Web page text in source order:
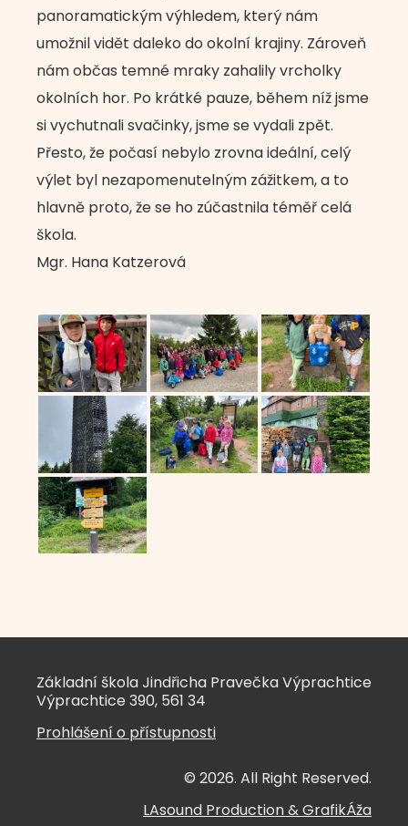
panoramatickým výhledem, který nám
umožnil vidět daleko do okolní krajiny. Zároveň
nám občas temné mraky zahalily vrcholky
okolních hor. Po krátké pauze, během níž jsme
si vychutnali svačinky, jsme se vydali zpět.
Přesto, že počasí nebylo zrovna ideální, celý
výlet byl nezapomenutelným zážitkem, a to
hlavně proto, že se ho zúčastnila téměř celá
škola.
Mgr. Hana Katzerová
Základní škola Jindřicha Pravečka Výprachtice
Výprachtice 390, 561 34
Prohlášení o přístupnosti
© 2026. All Right Reserved.
LAsound Production&GrafikÁža